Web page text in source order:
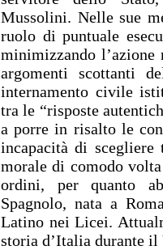
Mussolini. Nelle sue
ruolo di puntuale
minimizzando l’azione
argomenti scottanti
internamento civile
tra le “risposte
a porre in risalto le
incapacità di
morale di comodo
ordini, per quanto
Spagnolo, nata a
Latino nei Licei.
storia d’Italia durante il